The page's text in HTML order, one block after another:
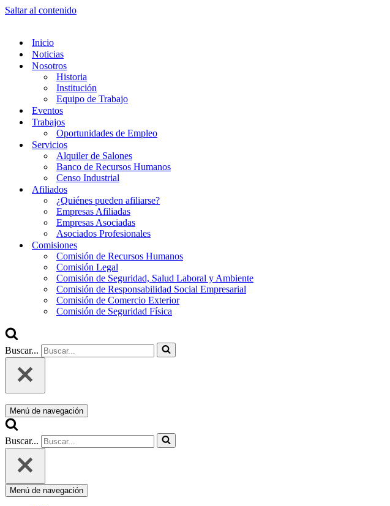
Saltar al contenido
Inicio
Noticias
Nosotros
Historia
Institución
Equipo de Trabajo
Eventos
Trabajos
Oportunidades de Empleo
Servicios
Alquiler de Salones
Banco de Recursos Humanos
Censo Industrial
Afiliados
¿Quiénes pueden afiliarse?
Empresas Afiliadas
Empresas Asociadas
Asociados Profesionales
Comisiones
Comisión de Recursos Humanos
Comisión Legal
Comisión de Seguridad, Salud Laboral y Ambiente
Comisión de Responsabilidad Social Empresarial
Comisión de Comercio Exterior
Comisión de Seguridad Física
Buscar...
Menú de navegación
Buscar...
Menú de navegación